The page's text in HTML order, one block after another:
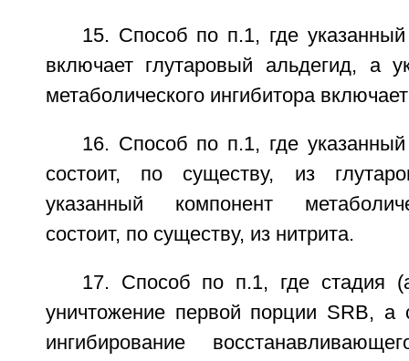
15. Способ по п.1, где
включает глутаровый альдегид, а
метаболического ингибитора
16. Способ по п.1, где
состоит, по существу, из
указанный компонент
состоит, по существу, из нитрита.
17. Способ по п.1, где стадия
уничтожение первой порции SRB, а
ингибирование